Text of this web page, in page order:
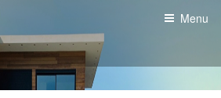
Menu